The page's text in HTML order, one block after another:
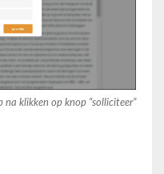
klikken op knop “solliciteer”